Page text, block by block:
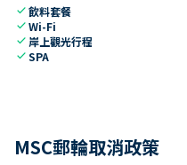
check飲料套餐
checkWi-Fi
check 岸上觀光行程
checkSPA
MSC郵輪取消政策